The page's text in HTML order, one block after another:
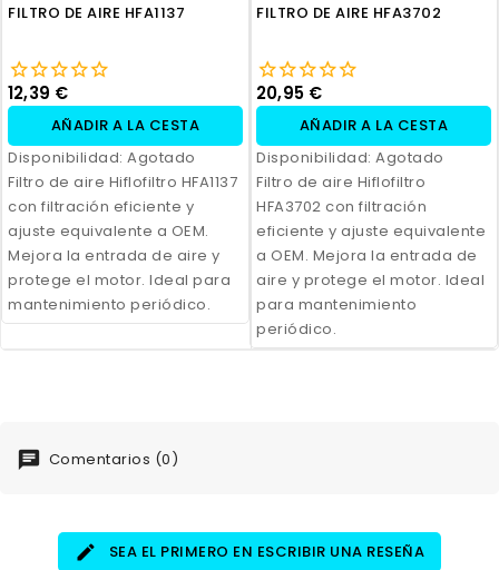
FILTRO DE AIRE HFA1137
12,39 €
AÑADIR A LA CESTA
Disponibilidad: Agotado
Filtro de aire Hiflofiltro HFA1137
con filtración eficiente y
ajuste equivalente a OEM.
Mejora la entrada de aire y
protege el motor. Ideal para
mantenimiento periódico.
FILTRO DE AIRE HFA3702
20,95 €
AÑADIR A LA CESTA
Disponibilidad: Agotado
Filtro de aire Hiflofiltro
HFA3702 con filtración
eficiente y ajuste equivalente
a OEM. Mejora la entrada de
aire y protege el motor. Ideal
para mantenimiento
periódico.
Comentarios (0)
SEA EL PRIMERO EN ESCRIBIR UNA RESEÑA